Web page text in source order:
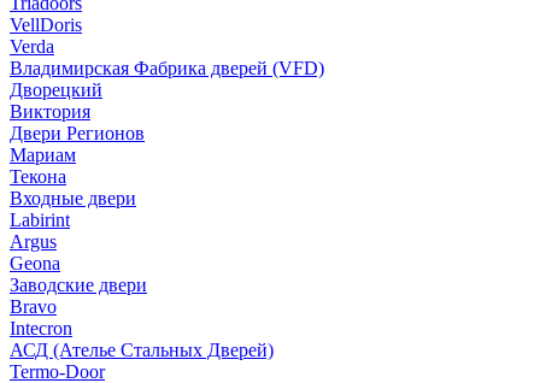
VellDoris
Verda
Владимирская Фабрика дверей (VFD)
Дворецкий
Виктория
Двери Регионов
Мариам
Текона
Входные двери
Labirint
Argus
Geona
Заводские двери
Bravo
Intecron
АСД (Ателье Стальных Дверей)
Termo-Door